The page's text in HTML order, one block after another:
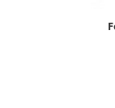
fornos combinados caldeira